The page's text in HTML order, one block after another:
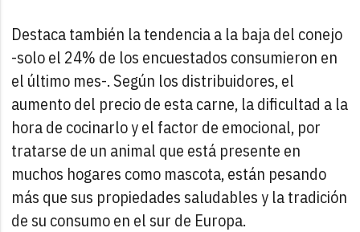
Destaca también la tendencia a la baja del conejo
-solo el 24% de los encuestados consumieron en
el último mes-. Según los distribuidores, el
aumento del precio de esta carne, la dificultad a la
hora de cocinarlo y el factor de emocional, por
tratarse de un animal que está presente en
muchos hogares como mascota, están pesando
más que sus propiedades saludables y la tradición
de su consumo en el sur de Europa.